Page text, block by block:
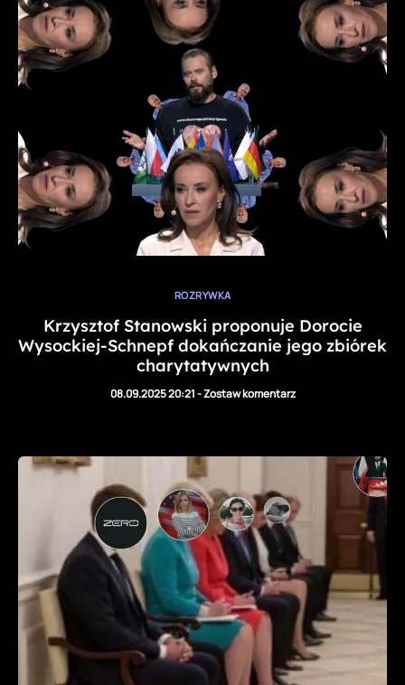
ROZRYWKA
Krzysztof Stanowski proponuje Dorocie
Wysockiej-Schnepf dokańczanie jego zbiórek
charytatywnych
08.09.2025 20:21-Zostaw komentarz